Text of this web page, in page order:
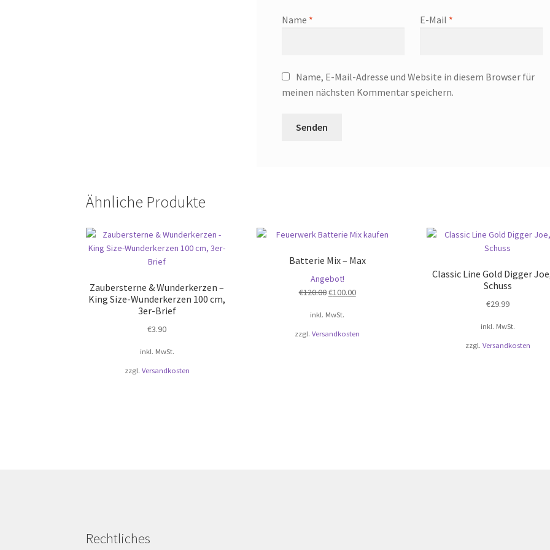
Name * E-Mail *
Name, E-Mail-Adresse und Website in diesem Browser für
meinen nächsten Kommentar speichern.
Ähnliche Produkte
Zaubersterne & Wunderkerzen –
King Size-Wunderkerzen 100 cm,
3er-Brief
€3.90
inkl. MwSt.
zzgl. Versandkosten
Batterie Mix – Max
Angebot!
€120.00Ursprünglicher
war:
€120.00
€100.00Aktueller
€100.00.
inkl. MwSt.
zzgl.Versandkosten
Classic Line Gold Digger
Schuss
€29.99
inkl. MwSt.
zzgl. Versandkosten
Rechtliches